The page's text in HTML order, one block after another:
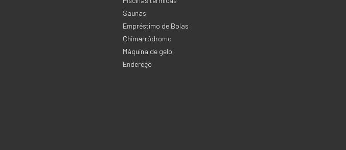
Saunas
Empréstimo de Bolas
Chimarródromo
Máquina de gelo
Endereço